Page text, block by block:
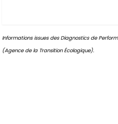
Informations issues des Diagnostics de
(Agence de la Transition Écologique).